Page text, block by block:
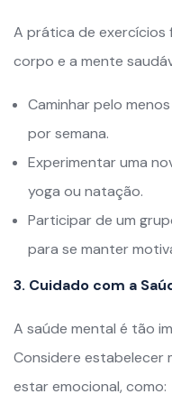
A prática de exercícios
corpo e a mente
Caminhar pelo
por semana.
Experimentar uma
yoga ou natação.
Participar de um
para se manter
3. Cuidado com a
A saúde mental é tão
Considere estabelecer
estar emocional, como: